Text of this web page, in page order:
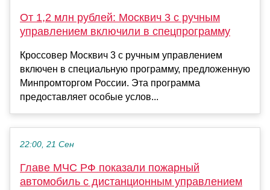
От 1,2 млн рублей: Москвич 3 с ручным
управлением включили в спецпрограмму
Кроссовер Москвич 3 с ручным управлением
включен в специальную программу, предложенную
Минпромторгом России. Эта программа
предоставляет особые услов...
22:00, 21 Сен
Главе МЧС РФ показали пожарный
автомобиль с дистанционным управлением